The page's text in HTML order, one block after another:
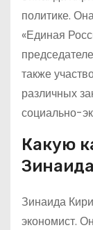
политике.
«Единая
также
различных
социально-
Какую
Зинаида
экономист.